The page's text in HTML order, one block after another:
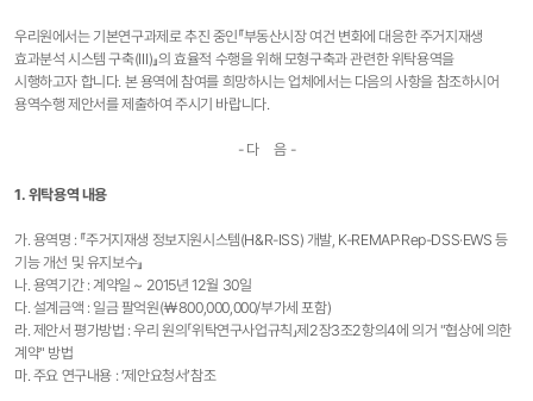
우리원에서는 기본연구과제로 추진 중인『부동산시장 여건 변화에 대응한 주거지재생
효과분석 시스템 구축(Ⅲ)』의 효율적 수행을 위해 모형구축과 관련한 위탁용역을
시행하고자 합니다. 본 용역에 참여를 희망하시는 업체에서는 다음의 사항을 참조하시어
용역수행 제안서를 제출하여 주시기 바랍니다.
- 다 음 -
1. 위탁용역 내용
가. 용역명 : 『주거지재생 정보지원시스템(H&R-ISS) 개발, K-REMAP·Rep-DSS·EWS 등
기능 개선 및 유지보수』
나. 용역기간 : 계약일 ~ 2015년 12월 30일
다. 설계금액 : 일금 팔억원(￦800,000,000/부가세 포함)
라. 제안서 평가방법 : 우리 원의「위탁연구사업규칙」제2장3조2항의4에 의거 "협상에 의한
계약" 방법
마. 주요 연구내용 : ‘제안요청서’참조